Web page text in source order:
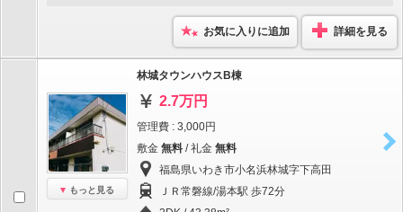
お気に入りに追加 詳細を見る
もっと見る
林城タウンハウスB棟
2.7万円
管理費 : 3,000円
敷金 無料 / 礼金 無料
福島県いわき市小名浜林城字下高田
ＪＲ常磐線/湯本駅 歩72分